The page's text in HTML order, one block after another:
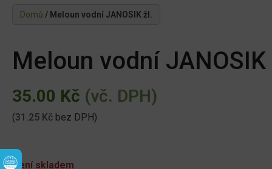
Domů / Meloun vodní JANOSIK žl.
Meloun vodní
35.00 Kč (vč. DPH)
(31.25 Kč bez DPH)
Není skladem